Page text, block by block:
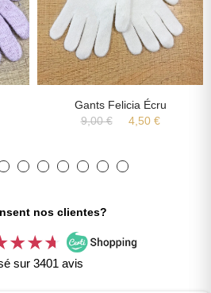
Gants Felicia Écru
9,00 €
4,50 €
nos clientes?
★★★
★
sur 3401 avis